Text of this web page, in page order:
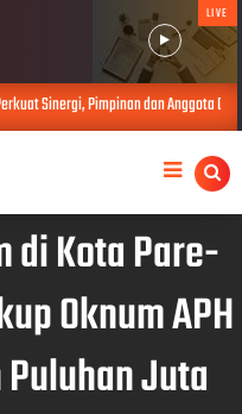
LIVE
Sinergi, Pimpinan dan Anggota DPRD
di Kota Pare-
Oknum APH
Juta